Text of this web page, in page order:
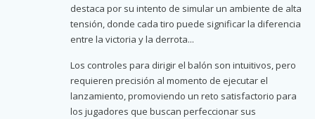
destaca por su intento de simular un ambiente de alta
tensión, donde cada tiro puede significar la diferencia
entre la victoria y la derrota...
Los controles para dirigir el balón son intuitivos, pero
requieren precisión al momento de ejecutar el
lanzamiento, promoviendo un reto satisfactorio para
los jugadores que buscan perfeccionar sus